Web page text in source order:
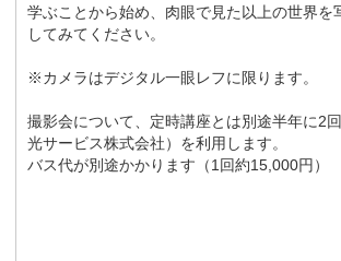
学ぶことから始め、肉眼で見た以上の世界を
してみてください。
※カメラはデジタル一眼レフに限ります。
撮影会について、定時講座とは別途半年に2
光サービス株式会社）を利用します。
バス代が別途かかります（1回約15,000円）
特別・短期・1日講座